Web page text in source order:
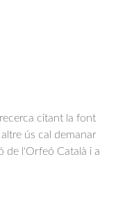
citant la font
ús cal demanar
de l'Orfeó Català i a